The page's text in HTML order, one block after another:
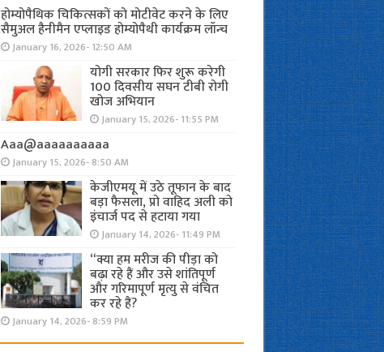
होम्योपैथिक चिकित्सकों को मोटीवेट करने के लिए
सैमुअल हैनीमैन एप्लाइड होम्योपैथी कार्यक्रम लॉन्च
January 16, 2026- 12:50 AM
योगी सरकार फिर शुरू करेगी
100 दिवसीय सघन टीबी रोगी
खोज अभियान
January 15, 2026- 11:55 PM
Aaa@aaaaaaaaaa
January 15, 2026- 8:50 AM
केजीएमयू में उठे तूफान के बाद
बड़ा फैसला, प्रो वाहिद अली को
इंचार्ज पद से हटाया गया
January 14, 2026- 11:49 PM
“क्या हम मरीज की पीड़ा को
बढ़ा रहे हैं और उसे शांतिपूर्ण
और गरिमापूर्ण मृत्यु से वंचित
कर रहे हैं?
January 14, 2026- 8:59 PM